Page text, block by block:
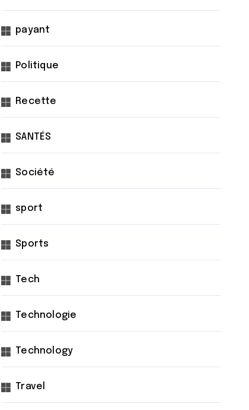
payant
Politique
Recette
SANTÉS
Société
sport
Sports
Tech
Technologie
Technology
Travel